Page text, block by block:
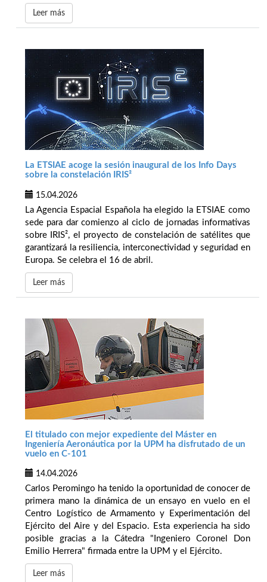
Leer más
La ETSIAE acoge la sesión inaugural de los Info Days
sobre la constelación IRIS²
15.04.2026
La Agencia Espacial Española ha elegido la ETSIAE como
sede para dar comienzo al ciclo de jornadas informativas
sobre IRIS², el proyecto de constelación de satélites que
garantizará la resiliencia, interconectividad y seguridad en
Europa. Se celebra el 16 de abril.
Leer más
El titulado con mejor expediente del Máster en
Ingeniería Aeronáutica por la UPM ha disfrutado de un
vuelo en C-101
14.04.2026
Carlos Peromingo ha tenido la oportunidad de conocer de
primera mano la dinámica de un ensayo en vuelo en el
Centro Logístico de Armamento y Experimentación del
Ejército del Aire y del Espacio. Esta experiencia ha sido
posible gracias a la Cátedra "Ingeniero Coronel Don
Emilio Herrera" firmada entre la UPM y el Ejército.
Leer más